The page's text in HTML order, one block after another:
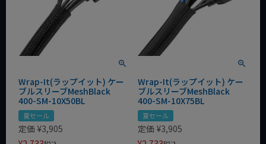
Wrap-It(ラップイット) ケー
ブルスリーブMeshBlack
400-SM-10X50BL
夏セール
定価 ¥3,905
Wrap-It(ラップイット) ケー
ブルスリーブMeshBlack
400-SM-10X75BL
夏セール
定価 ¥3,905